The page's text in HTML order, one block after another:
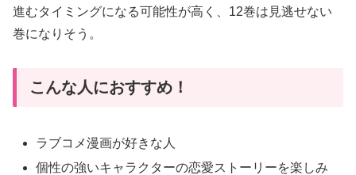
進むタイミングになる可能性が高く、12巻は見逃せない
巻になりそう。
こんな人におすすめ！
ラブコメ漫画が好きな人
個性の強いキャラクターの恋愛ストーリーを楽しみ